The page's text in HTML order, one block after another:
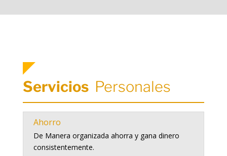
Servicios Personales
Ahorro
De Manera organizada ahorra y gana dinero
consistentemente.